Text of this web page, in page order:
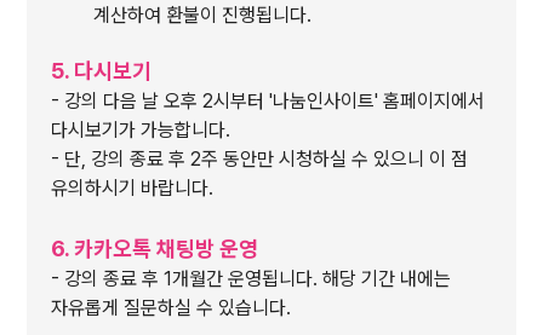
계산하여 환불이 진행됩니다.
5. 다시보기
- 강의 다음 날 오후 2시부터 '나눔인사이트' 홈페이지에서
다시보기가 가능합니다.
- 단, 강의 종료 후 2주 동안만 시청하실 수 있으니 이 점
유의하시기 바랍니다.
6. 카카오톡 채팅방 운영
- 강의 종료 후 1개월간 운영됩니다. 해당 기간 내에는
자유롭게 질문하실 수 있습니다.